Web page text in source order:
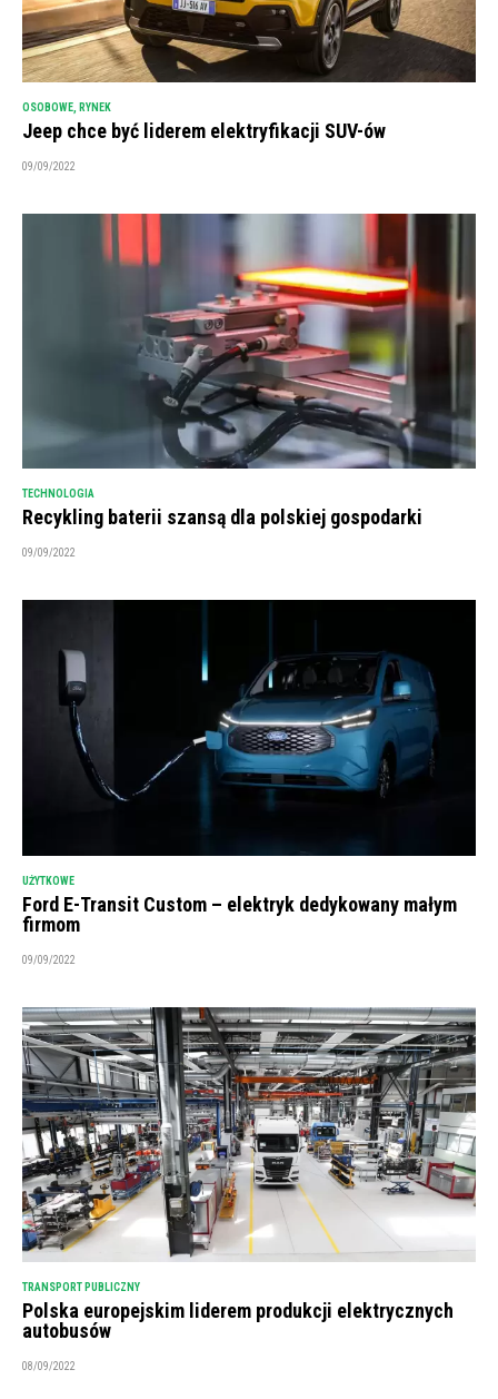
OSOBOWE RYNEK
Jeep chce być liderem elektryfikacji SUV-ów
09/09/2022
TECHNOLOGIA
Recykling baterii szansą dla polskiej gospodarki
09/09/2022
UŻYTKOWE
Ford E-Transit Custom – elektryk dedykowany małym
firmom
09/09/2022
TRANSPORT PUBLICZNY
Polska europejskim liderem produkcji elektrycznych
autobusów
08/09/2022